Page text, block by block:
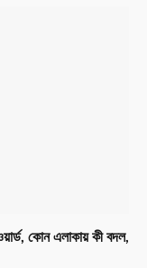
কোন এলাকায় কী বদল,